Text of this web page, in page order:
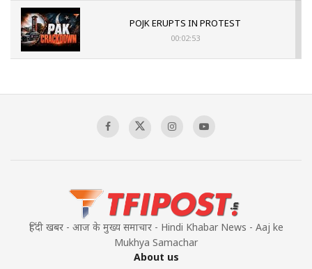
POJK ERUPTS IN PROTEST
00:02:53
Sagar
हिंदी खबर - आज के मुख्य समाचार - Hindi Khabar News - Aaj ke
Mukhya Samachar
About us